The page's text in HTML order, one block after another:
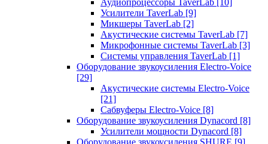
Аудиопроцессоры TaverLab [10]
Усилители TaverLab [9]
Микшеры TaverLab [2]
Акустические системы TaverLab [7]
Микрофонные системы TaverLab [3]
Системы управления TaverLab [1]
Оборудование звукоусиления Electro-Voice
[29]
Акустические системы Electro-Voice
[21]
Сабвуферы Electro-Voice [8]
Оборудование звукоусиления Dynacord [8]
Усилители мощности Dynacord [8]
Оборудование звукоусиления SHURE [9]